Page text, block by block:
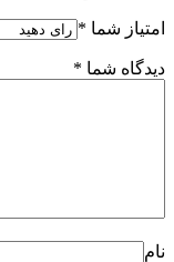
امتیاز شما *
دیدگاه شما *
نام